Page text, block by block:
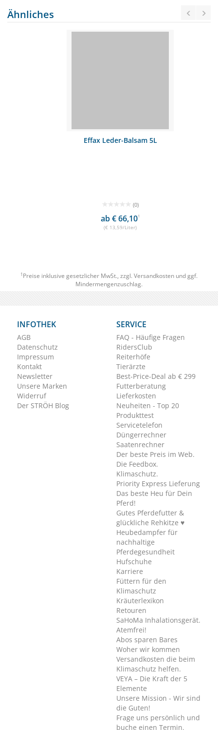
Ähnliches
Effax Leder-Balsam 5L
ab € 66,101
(€ 13,59/Liter)
1 Preise inklusive gesetzlicher MwSt., zzgl. Versandkosten und ggf.
Mindermengenzuschlag.
INFOTHEK
AGB
Datenschutz
Impressum
Kontakt
Newsletter
Unsere Marken
Widerruf
Der STRÖH Blog
SERVICE
FAQ - Häufige Fragen
RidersClub
Reiterhöfe
Tierärzte
Best-Price-Deal ab € 299
Futterberatung
Lieferkosten
Neuheiten - Top 20
Produkttest
Servicetelefon
Düngerrechner
Saatenrechner
Der beste Preis im Web.
Die Feedbox.
Klimaschutz.
Priority Express Lieferung
Das beste Heu für Dein
Pferd!
Gutes Pferdefutter &
glückliche Rehkitze ♥
Heubedampfer für
nachhaltige
Pferdegesundheit
Hufschuhe
Karriere
Füttern für den
Klimaschutz
Kräuterlexikon
Retouren
SaHoMa Inhalationsgerät.
Atemfrei!
Abos sparen Bares
Woher wir kommen
Versandkosten die beim
Klimaschutz helfen.
VEYA – Die Kraft der 5
Elemente
Unsere Mission - Wir sind
die Guten!
Frage uns persönlich und
buche einen Termin.